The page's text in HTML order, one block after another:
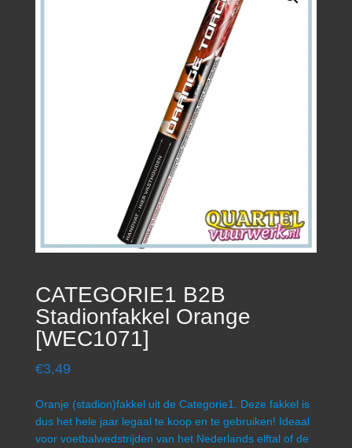
CATEGORIE1 B2B
Stadionfakkel Orange
[WEC1071]
€3,49
Oranje (stadion)fakkel uit de Categorie1. Deze fakkel is
dus het hele jaar legaal te koop en te gebruiken! Ideaal
voor voetbalwedstrijden van het Nederlands elftal of de